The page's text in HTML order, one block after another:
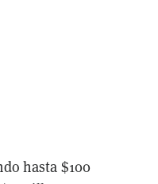
hasta $100